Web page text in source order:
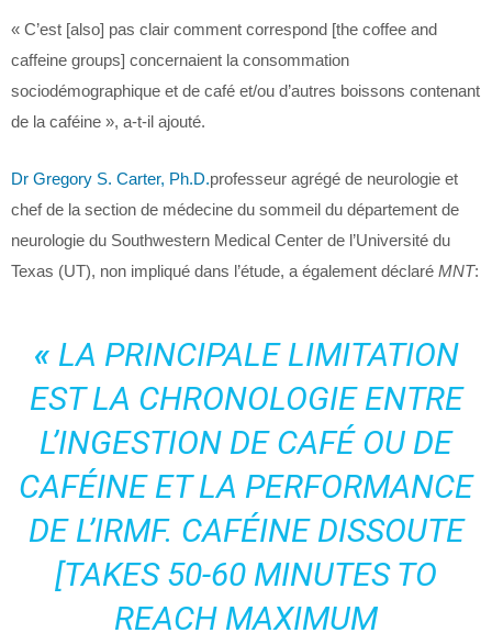
« C’est [also] pas clair comment correspond [the coffee and
caffeine groups] concernaient la consommation
sociodémographique et de café et/ou d’autres boissons contenant
de la caféine », a-t-il ajouté.
Dr Gregory S. Carter, Ph.D.professeur agrégé de neurologie et
chef de la section de médecine du sommeil du département de
neurologie du Southwestern Medical Center de l’Université du
Texas (UT), non impliqué dans l’étude, a également déclaré MNT:
« LA PRINCIPALE LIMITATION
EST LA CHRONOLOGIE ENTRE
L’INGESTION DE CAFÉ OU DE
CAFÉINE ET LA PERFORMANCE
DE L’IRMF. CAFÉINE DISSOUTE
[TAKES 50-60 MINUTES TO
REACH MAXIMUM